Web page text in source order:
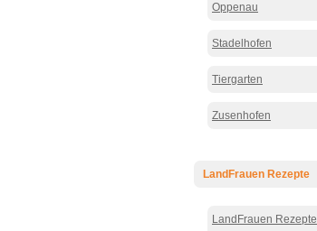
Oppenau
Stadelhofen
Tiergarten
Zusenhofen
LandFrauen Rezepte
LandFrauen Rezepte